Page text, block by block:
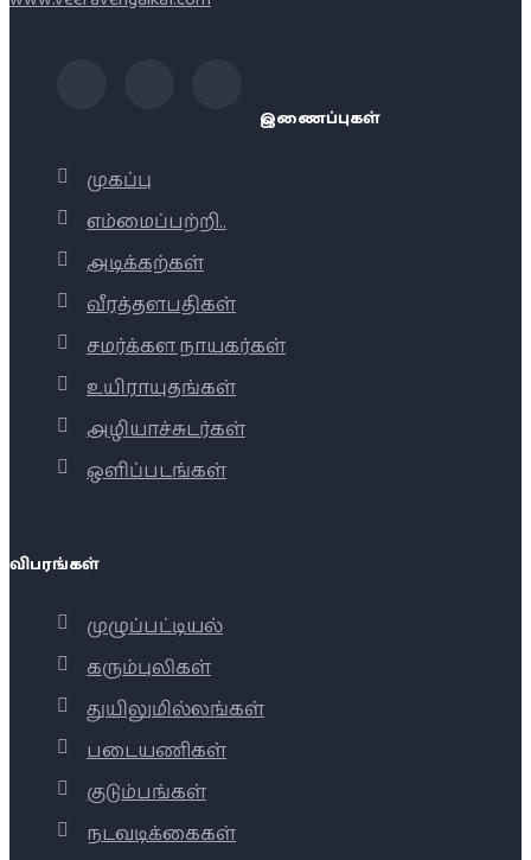
இணைப்புகள்
முகப்பு
எம்மைப்பற்றி..
அடிக்கற்கள்
வீரத்தளபதிகள்
சமர்க்கள நாயகர்கள்
உயிராயுதங்கள்
அழியாச்சுடர்கள்
ஒளிப்படங்கள்
விபரங்கள்
முழுப்பட்டியல்
கரும்புலிகள்
துயிலுமில்லங்கள்
படையணிகள்
குடும்பங்கள்
நடவடிக்கைகள்